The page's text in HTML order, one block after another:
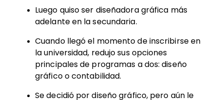
Luego quiso ser diseñadora gráfica más
adelante en la secundaria.
Cuando llegó el momento de inscribirse en
la universidad, redujo sus opciones
principales de programas a dos: diseño
gráfico o contabilidad.
Se decidió por diseño gráfico, pero aún le